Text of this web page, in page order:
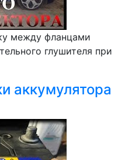
между фланцами
глушителя при
аккумулятора